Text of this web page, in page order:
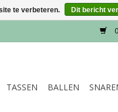
TASSEN BALLEN
te verbeteren. Dit bericht